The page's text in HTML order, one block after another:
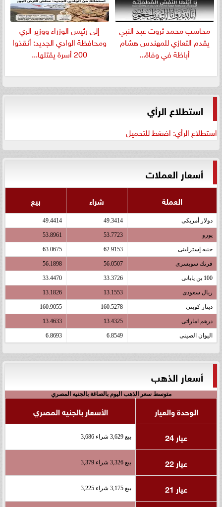
​محاسب محمد ثروت عبد النبي
يقدم التعازي للمهندس هشام
أباظة في وفاة...
إلى رئيس الوزراء ووزير الري
ومحافظة الوادي الجديد: أنقذوا
200 أسرة يقتلها...
استطلاع الرأي
استطلاع الرأي: اضغط للتحميل
أسعار العملات
العملة شراء بيع
دولار أمريكى 49.3414
49.4414
يورو 53.7723
53.8961
جنيه إسترلينى 62.9153
63.0675
فرنك سويسرى 56.0507
56.1898
100 ين يابانى 33.3726
33.4470
ريال سعودى 13.1553
13.1826
دينار كويتى 160.5278
160.9055
درهم اماراتى 13.4325
13.4633
اليوان الصينى 6.8549
6.8693
أسعار الذهب
متوسط سعر الذهب اليوم بالصاغة بالجنيه المصري
الوحدة والعيار
الأسعار بالجنيه المصري
عيار 24
بيع 3,629 شراء 3,686
عيار 22 بيع 3,326 شراء 3,379
عيار 21 بيع 3,175 شراء 3,225